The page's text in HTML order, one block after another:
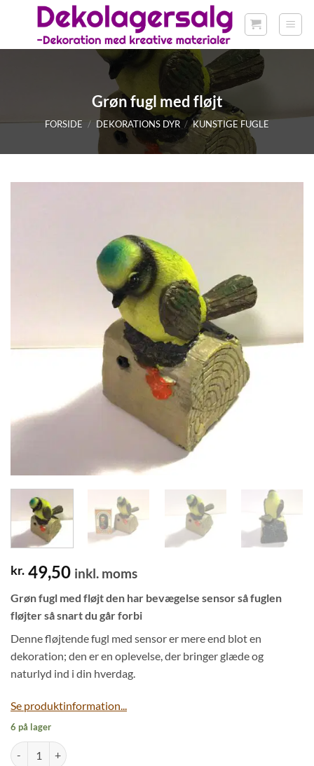
Fortsæt
Grøn fugl med fløjt
FORSIDE / DEKORATIONS DYR / KUNSTIGE FUGLE
kr. 49,50 inkl. moms
Grøn fugl med fløjt den har bevægelse sensor så fuglen
fløjter så snart du går forbi
Denne fløjtende fugl med sensor er mere end blot en
dekoration; den er en oplevelse, der bringer glæde og
naturlyd ind i din hverdag.
Se produktinformation...
6 på lager
Grøn fugl med fløjt antal